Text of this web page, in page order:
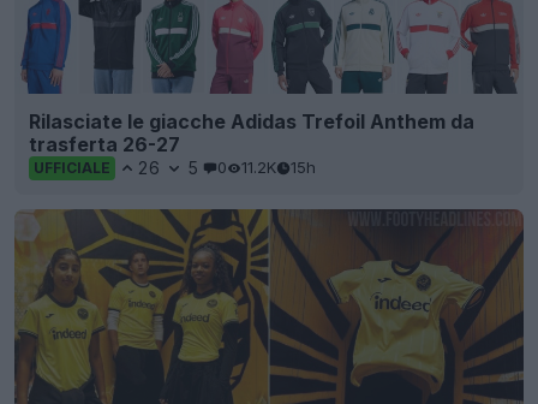
Rilasciate le giacche Adidas Trefoil Anthem da
trasferta 26-27
UFFICIALE 26 5 0 11.2K 15h